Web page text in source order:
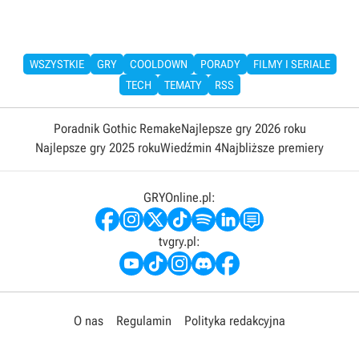
WSZYSTKIE GRY COOLDOWN PORADY
FILMY I SERIALE
TECH
TEMATY RSS
Poradnik Gothic RemakeNajlepsze gry 2026 roku
Najlepsze gry 2025 rokuWiedźmin 4Najbliższe premiery
GRYOnline.pl:
tvgry.pl:
O nas Regulamin Polityka redakcyjna